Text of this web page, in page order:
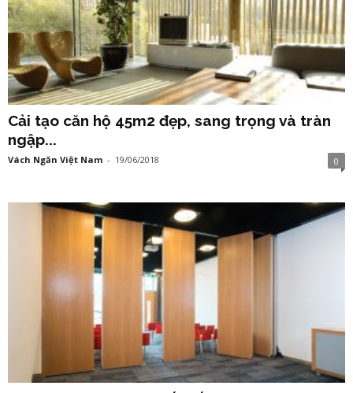
Cải tạo căn hộ 45m2 đẹp, sang trọng và tràn
ngập...
Vách Ngăn Việt Nam - 19/06/2018 0